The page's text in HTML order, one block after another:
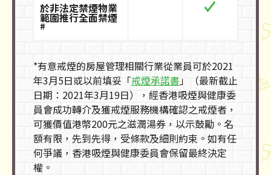
於非法定禁煙物業
範圍推行全面禁煙
#
*有意戒煙的房屋管理相關行業從業員可於2021
年3月5日或以前填妥「戒煙承諾書」（最新截止
日期：2021年3月19日），經香港吸煙與健康委
員會成功轉介及獲戒煙服務機構確認之戒煙者，
可獲價值港幣200元之滋潤湯券，以示鼓勵。名
額有限，先到先得，受條款及細則約束。如有任
何爭議，香港吸煙與健康委員會保留最終決定
權。